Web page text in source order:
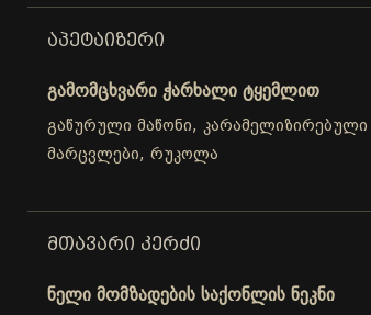
ᲐᲞᲔᲢᲐᲘᲖᲔᲠᲘ
გამომცხვარი ჭარხალი ტყემლით
გაწურული მაწონი,
მარცვლები, რუკოლა
ᲛᲗᲐᲕᲐᲠᲘ ᲙᲔᲠᲫᲘ
ნელი მომზადების საქონლის ნეკნი